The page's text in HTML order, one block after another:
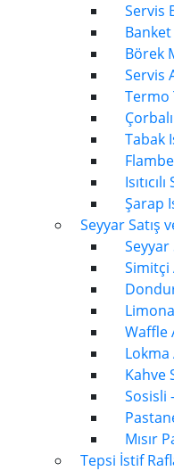
Servis
Börek
Servis
Termo
Tabak
Şarap
Seyyar Satış
Seyyar
Simitçi
Waffle
Lokma
Kahve
Sosisli
Mısır
Tepsi İstif